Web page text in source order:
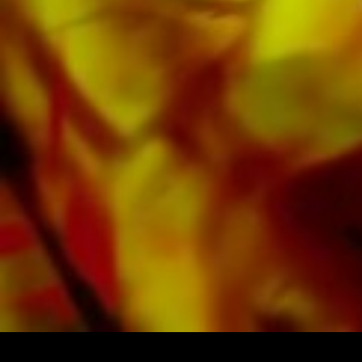
d'autres fournisseurs du monde entier.
Toutes les partitions d'Obrasso sont produites
sur du papier de haute qualité. Le papier à
lettres légèrement jaunâtre offre un bon
contraste et est agréable pour les yeux dans
des conditions d'éclairage difficiles. La
livraison aux clients privés dans le monde
entier est gratuite. Commandez dès maintenant
votre partition directement auprès d'Obrasso
Verlag.